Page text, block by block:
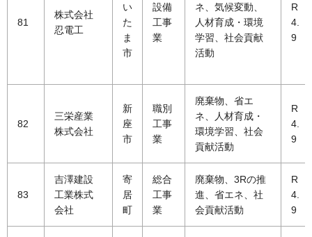
81
株式会社
忍電工
い
た
ま
市
設備
工事
業
ネ、気候変動、
人材育成・環境
学習、社会貢献
活動
R
4.
9
82
三栄産業
株式会社
新
座
市
職別
工事
業
廃棄物、省エ
ネ、人材育成・
環境学習、社会
貢献活動
R
4.
9
83
吉澤建設
工業株式
会社
寄
居
町
総合
工事
業
廃棄物、3Rの推
進、省エネ、社
会貢献活動
R
4.
9